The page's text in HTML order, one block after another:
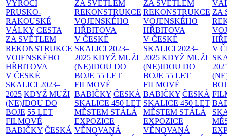
VÝROČÍ
PRUSKO-
RAKOUSKÉ
VÁLKY CESTA
ZA SVĚTLEM
REKONSTRUKCE
VOJENSKÉHO
HŘBITOVA
V ČESKÉ
SKALICI 2023–
2025 KDYŽ MUŽI
(NE)JDOU DO
BOJE 55 LET
FILMOVÉ
BABIČKY ČESKÁ
ZA SVĚTLEM
REKONSTRUKCE
VOJENSKÉHO
HŘBITOVA
V ČESKÉ
SKALICI 2023–
2025 KDYŽ MUŽI
(NE)JDOU DO
BOJE 55 LET
FILMOVÉ
BABIČKY ČESKÁ
SKALICE 450 LET
MĚSTEM STÁLÁ
EXPOZICE
VĚNOVANÁ
ZA SVĚTLEM
REKONSTRUKCE
VOJENSKÉHO
HŘBITOVA
V ČESKÉ
SKALICI 2023–
2025 KDYŽ MUŽI
(NE)JDOU DO
BOJE 55 LET
FILMOVÉ
BABIČKY ČESKÁ
SKALICE 450 LET
MĚSTEM STÁLÁ
EXPOZICE
VĚNOVANÁ
ZA
V